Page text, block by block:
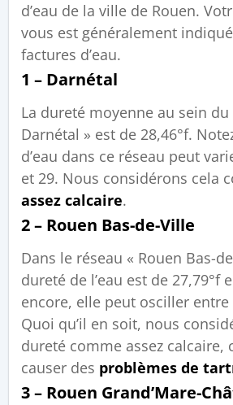
d’eau de la ville de Rouen.
vous est généralement
factures d’eau.
1 – Darnétal
La dureté moyenne au sein du
Darnétal » est de 28,46°f.
d’eau dans ce réseau peut
et 29. Nous considérons cela
assez calcaire.
2 – Rouen Bas-de-Ville
Dans le réseau « Rouen Bas-
dureté de l’eau est de 27,79°f
encore, elle peut osciller entre
Quoi qu’il en soit, nous
dureté comme assez calcaire,
causer des problèmes de
3 – Rouen Grand’Mare-